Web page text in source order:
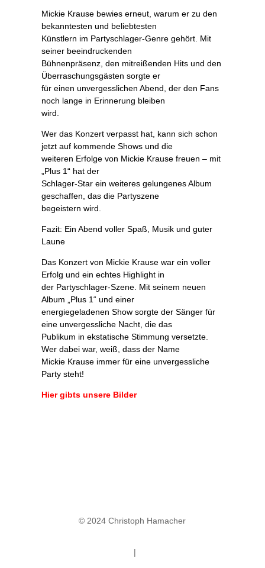
Mickie Krause bewies erneut, warum er zu den
bekanntesten und beliebtesten
Künstlern im Partyschlager-Genre gehört. Mit
seiner beeindruckenden
Bühnenpräsenz, den mitreißenden Hits und den
Überraschungsgästen sorgte er
für einen unvergesslichen Abend, der den Fans
noch lange in Erinnerung bleiben
wird.
Wer das Konzert verpasst hat, kann sich schon
jetzt auf kommende Shows und die
weiteren Erfolge von Mickie Krause freuen – mit
„Plus 1“ hat der
Schlager-Star ein weiteres gelungenes Album
geschaffen, das die Partyszene
begeistern wird.
Fazit: Ein Abend voller Spaß, Musik und guter
Laune
Das Konzert von Mickie Krause war ein voller
Erfolg und ein echtes Highlight in
der Partyschlager-Szene. Mit seinem neuen
Album „Plus 1“ und einer
energiegeladenen Show sorgte der Sänger für
eine unvergessliche Nacht, die das
Publikum in ekstatische Stimmung versetzte.
Wer dabei war, weiß, dass der Name
Mickie Krause immer für eine unvergessliche
Party steht!
Hier gibts unsere Bilder
© 2024 Christoph Hamacher
|